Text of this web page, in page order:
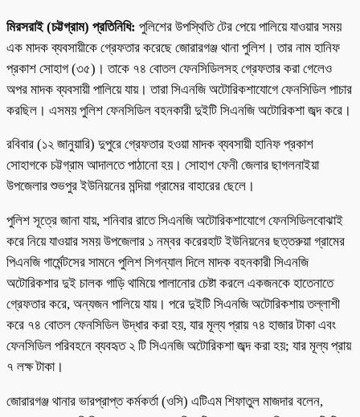
মিরসরাই (চট্টগ্রাম) প্রতিনিধি: পুলিশের উপস্থিতি টের পেয়ে পালিয়ে যাওয়ার সময়
এক মাদক ব্যবসায়ীকে গ্রেফতার করেছে জোরারগঞ্জ থানা পুলিশ। তার নাম হানিফ
প্রকাশ সোহাগ (৩৫)। তাকে ৭৪ বোতল ফেনসিডিলসহ গ্রেফতার করা গেলেও
অপর মাদক ব্যবসায়ী পালিয়ে যায়। তারা সিএনজি অটোরিকশাযোগে ফেনসিডিল পাচার
করছিল। এসময় পুলিশ ফেনসিডিল বহনকারী দুইটি সিএনজি অটোরিকশা জব্দ করে।
রবিবার (১২ জানুয়ারি) দুপুরে গ্রেফতার হওয়া মাদক ব্যবসায়ী হানিফ প্রকাশ
সোহাগকে চট্টগ্রাম আদালতে পাঠানো হয়। সোহাগ ফেনী জেলার ছাগলনাইয়া
উপজেলার শুভপুর ইউনিয়নের মন্দিয়া গ্রামের বাহারের ছেলে।
পুলিশ সূত্রে জানা যায়, শনিবার রাতে সিএনজি অটোরিকশাযোগে ফেনসিডিলবোঝাই
করে নিয়ে যাওয়ার সময় উপজেলার ১ নম্বর করেরহাট ইউনিয়নের ছত্তরুয়া গ্রামের
পিএনজি গার্মেন্টসের সামনে পুলিশ সিগন্যাল দিলে মাদক বহনকারী সিএনজি
অটোরিকশার দুই চালক গাড়ি থামিয়ে পালানোর চেষ্টা করলে একজনকে হাতেনাতে
গ্রেফতার করে, অন্যজন পালিয়ে যায়। পরে দুইটি সিএনজি অটোরিকশায় তল্লাশী
করে ৭৪ বোতল ফেনসিডিল উদ্ধার করা হয়, যার মূল্য প্রায় ৭৪ হাজার টাকা এবং
ফেনসিডিল পরিবহনে ব্যবহৃত ২ টি সিএনজি অটোরিকশা জব্দ করা হয়; যার মূল্য প্রায়
৭ লক্ষ টাকা।
জোরারগঞ্জ থানার ভারপ্রাপ্ত কর্মকর্তা (ওসি) এটিএম শিফাতুল মাজদার বলেন,